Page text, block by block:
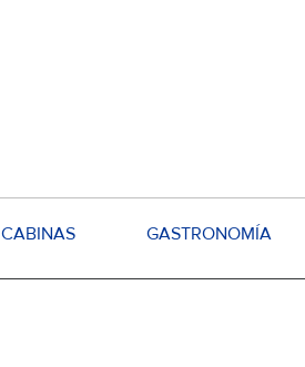
CABINAS GASTRONOMÍA